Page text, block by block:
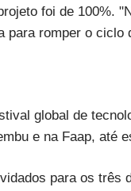
foi de 100%.
para romper o ciclo
global de
e na Faap, até
para os